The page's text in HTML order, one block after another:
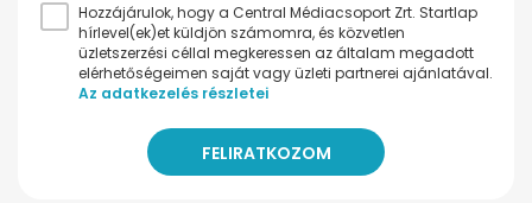
Hozzájárulok, hogy a Central Médiacsoport Zrt. Startlap
hírlevel(ek)et küldjön számomra, és közvetlen
üzletszerzési céllal megkeressen az általam megadott
elérhetőségeimen saját vagy üzleti partnerei ajánlatával.
Az adatkezelés részletei